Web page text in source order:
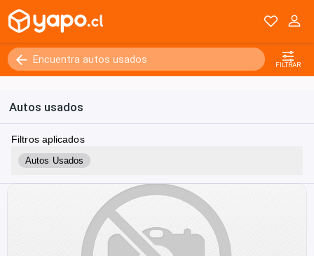
FILTRAR
Autos usados
Filtros aplicados
Autos Usados